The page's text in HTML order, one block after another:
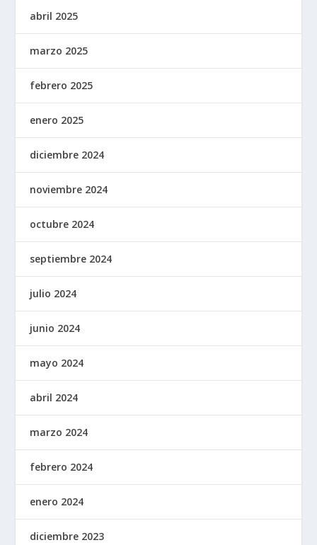
abril 2025
marzo 2025
febrero 2025
enero 2025
diciembre 2024
noviembre 2024
octubre 2024
septiembre 2024
julio 2024
junio 2024
mayo 2024
abril 2024
marzo 2024
febrero 2024
enero 2024
diciembre 2023